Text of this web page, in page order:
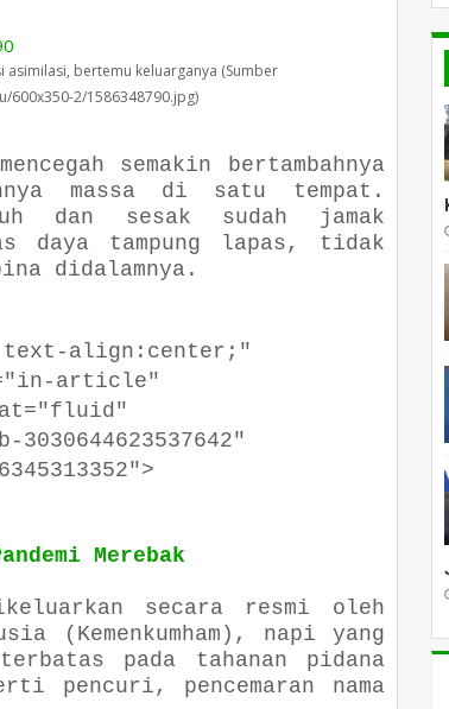
bertemu keluarganya (Sumber
600x350-2/1586348790.jpg)
semakin bertambahnya
massa di satu tempat.
dan sesak sudah jamak
tampung lapas, tidak
didalamnya.
align:center;"
article"
Merebak
secara resmi oleh
(Kemenkumham), napi yang
pada tahanan pidana
pencuri, pencemaran nama